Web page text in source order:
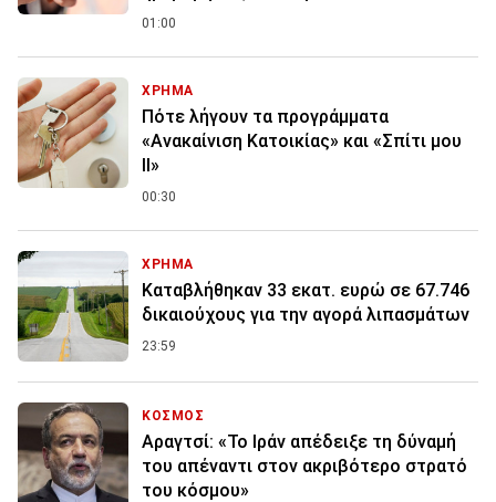
01:00
ΧΡΗΜΑ
Πότε λήγουν τα προγράμματα
«Ανακαίνιση Κατοικίας» και «Σπίτι μου
ΙΙ»
00:30
ΧΡΗΜΑ
Καταβλήθηκαν 33 εκατ. ευρώ σε 67.746
δικαιούχους για την αγορά λιπασμάτων
23:59
ΚΟΣΜΟΣ
Αραγτσί: «Το Ιράν απέδειξε τη δύναμή
του απέναντι στον ακριβότερο στρατό
του κόσμου»